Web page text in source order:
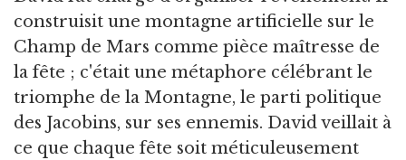
construisit une montagne artificielle sur le
Champ de Mars comme pièce maîtresse de
la fête ; c'était une métaphore célébrant le
triomphe de la Montagne, le parti politique
des Jacobins, sur ses ennemis. David veillait à
ce que chaque fête soit méticuleusement